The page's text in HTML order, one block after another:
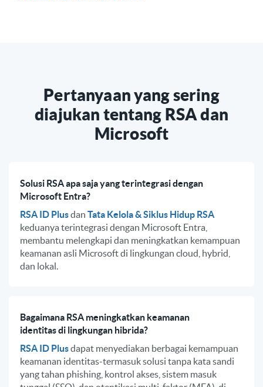
Pertanyaan yang sering
diajukan tentang RSA dan
Microsoft
Solusi RSA apa saja yang terintegrasi dengan
Microsoft Entra?
RSA ID Plusdan Tata Kelola & Siklus Hidup RSA
keduanya terintegrasi dengan Microsoft Entra,
membantu melengkapi dan meningkatkan kemampuan
keamanan asli Microsoft di lingkungan cloud, hybrid,
dan lokal.
Bagaimana RSA meningkatkan keamanan
identitas di lingkungan hibrida?
RSA ID Plusdapat menyediakan berbagai kemampuan
keamanan identitas-termasuk solusi tanpa kata sandi
yang tahan phishing, kontrol akses, sistem masuk